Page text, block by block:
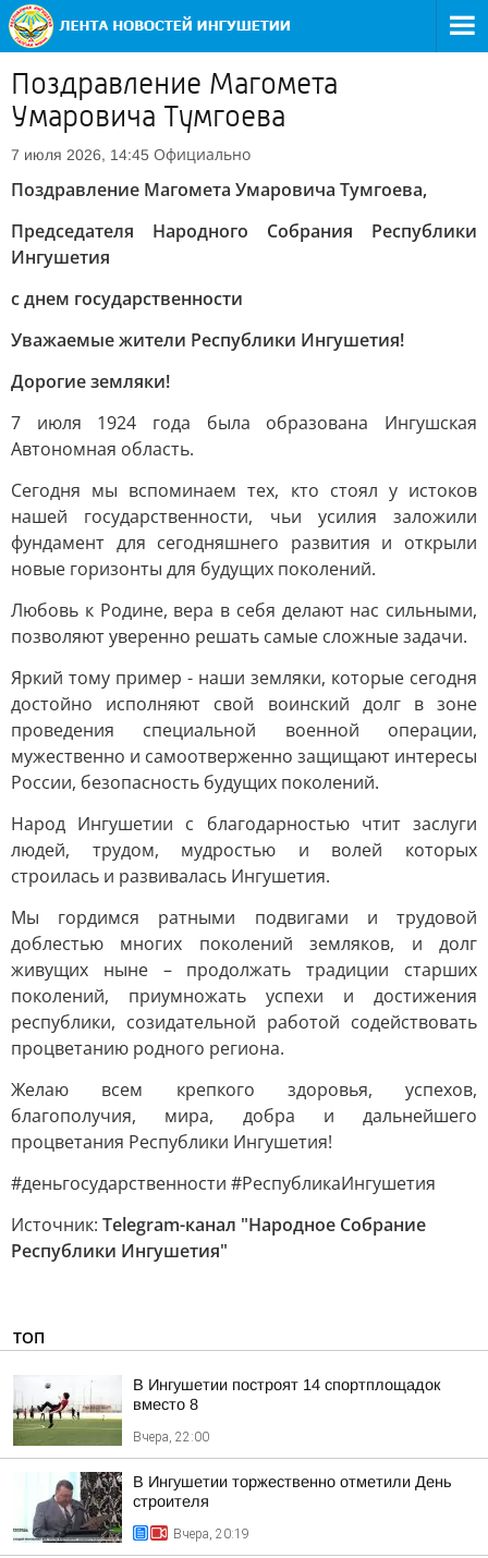
Поздравление Магомета
Умаровича Тумгоева
7 июля 2026, 14:45 Официально
Поздравление Магомета Умаровича Тумгоева,
Председателя Народного Собрания Республики
Ингушетия
с днем государственности
Уважаемые жители Республики Ингушетия!
Дорогие земляки!
7 июля 1924 года была образована Ингушская
Автономная область.
Сегодня мы вспоминаем тех, кто стоял у истоков
нашей государственности, чьи усилия заложили
фундамент для сегодняшнего развития и открыли
новые горизонты для будущих поколений.
Любовь к Родине, вера в себя делают нас сильными,
позволяют уверенно решать самые сложные задачи.
Яркий тому пример - наши земляки, которые сегодня
достойно исполняют свой воинский долг в зоне
проведения специальной военной операции,
мужественно и самоотверженно защищают интересы
России, безопасность будущих поколений.
Народ Ингушетии с благодарностью чтит заслуги
людей, трудом, мудростью и волей которых
строилась и развивалась Ингушетия.
Мы гордимся ратными подвигами и трудовой
доблестью многих поколений земляков, и долг
живущих ныне – продолжать традиции старших
поколений, приумножать успехи и достижения
республики, созидательной работой содействовать
процветанию родного региона.
Желаю всем крепкого здоровья, успехов,
благополучия, мира, добра и дальнейшего
процветания Республики Ингушетия!
#деньгосударственности #РеспубликаИнгушетия
Источник: Telegram-канал "Народное Собрание
Республики Ингушетия"
ТОП
В Ингушетии построят 14 спортплощадок
вместо 8
Вчера, 22:00
В Ингушетии торжественно отметили День
строителя
Вчера, 20:19